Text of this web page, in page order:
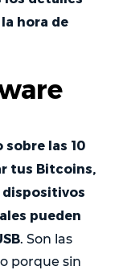
hora de
las 10
tus Bitcoins,
pueden
. Son las
porque sin